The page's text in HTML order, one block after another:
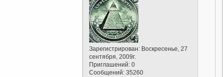
Зарегистрирован: Воскресенье, 27
сентября, 2009г.
Приглашений: 0
Сообщений: 35260